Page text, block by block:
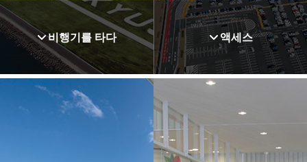
비행기를 타다 액세스
기차